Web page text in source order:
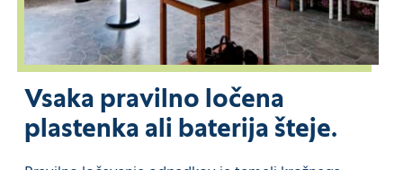
Vsaka pravilno ločena
plastenka ali baterija šteje.